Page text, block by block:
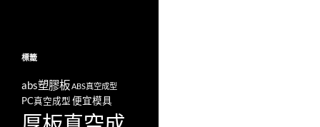
標籤
abs塑膠板ABS真空成型
PC真空成型便宜模具